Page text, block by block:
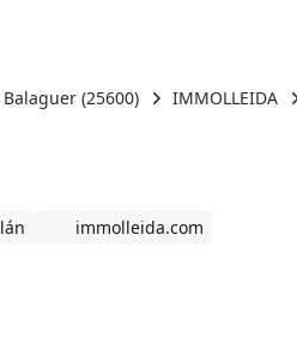
Balaguer (25600) IMMOLLEIDA
immolleida.com